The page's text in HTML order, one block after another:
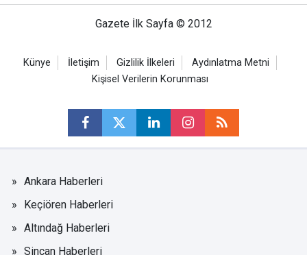
Gazete İlk Sayfa © 2012
Künye İletişim Gizlilik İlkeleri
Aydınlatma Metni
Kişisel Verilerin Korunması
Ankara Haberleri
Keçiören Haberleri
Altındağ Haberleri
Sincan Haberleri